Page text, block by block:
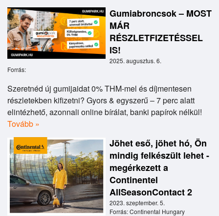
Gumiabroncsok – MOST
MÁR
RÉSZLETFIZETÉSSEL
IS!
2025. augusztus. 6.
Forrás:
Szeretnéd új gumijaidat 0% THM-mel és díjmentesen
részletekben kifizetni? Gyors & egyszerű – 7 perc alatt
elintézhető, azonnali online bírálat, banki papírok nélkül!
Tovább »
Jöhet eső, jöhet hó, Ön
mindig felkészült lehet -
megérkezett a
Continentel
AllSeasonContact 2
2023. szeptember. 5.
Forrás: Continental Hungary